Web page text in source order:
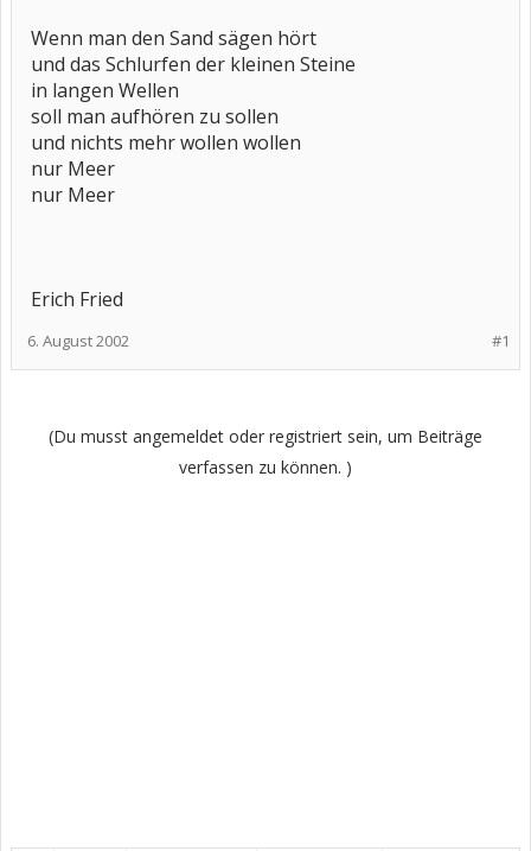
Wenn man den Sand sägen hört
und das Schlurfen der kleinen Steine
in langen Wellen
soll man aufhören zu sollen
und nichts mehr wollen wollen
nur Meer
nur Meer
Erich Fried
#1
6. August 2002
(Du musst angemeldet oder registriert sein, um Beiträge
verfassen zu können. )